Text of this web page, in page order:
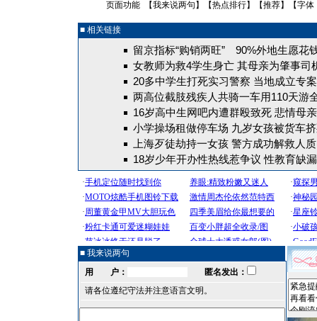
页面功能 【我来说两句 】【热点排行】【推荐】【字体
■ 相关链接
留京指标“购销两旺” 90%外地生愿花
女教师为救4学生身亡 其母亲为肇事司
20多中学生打死实习警察 当地成立专
两高位截肢残疾人共骑一车用110天游
16岁高中生网吧内遭群殴致死 悲情母
小学操场租做停车场 九岁女孩被货车
上海歹徒劫持一女孩 警方成功解救人
18岁少年开办性热线惹争议 性教育缺
■ 我来说两句
用 户：
匿名发出：
请各位遵纪守法并注意语言文明。